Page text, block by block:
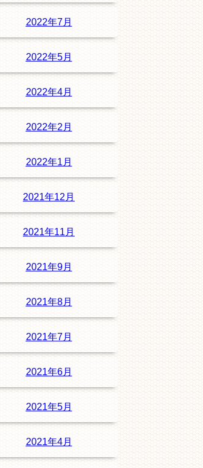
2022年7月
2022年5月
2022年4月
2022年2月
2022年1月
2021年12月
2021年11月
2021年9月
2021年8月
2021年7月
2021年6月
2021年5月
2021年4月